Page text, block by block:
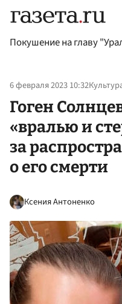
Покушение на главу
6 февраля 2023 10:32
Гоген
«вралью и
за
о его смерти
Ксения Антоненко